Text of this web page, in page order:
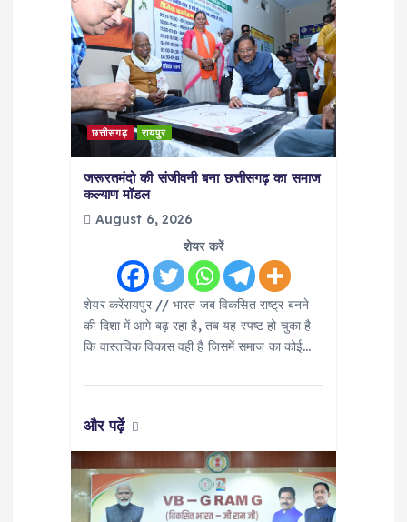
छत्तीसगढ़ रायपुर
जरूरतमंदो की संजीवनी बना छत्तीसगढ़ का समाज
कल्याण मॉडल
August 6, 2026
शेयर करें
शेयर करेंरायपुर // भारत जब विकसित राष्ट्र बनने
की दिशा में आगे बढ़ रहा है, तब यह स्पष्ट हो चुका है
कि वास्तविक विकास वही है जिसमें समाज का कोई…
और पढ़ें